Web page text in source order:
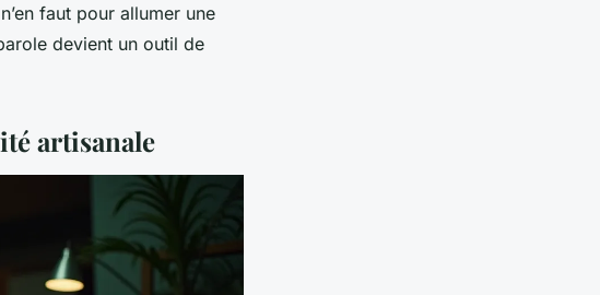
faut pour allumer une
devient un outil de
artisanale